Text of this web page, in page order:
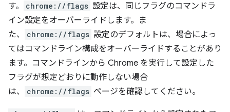
す。
chrome://flags 設定は、同じフラグのコマンドラ
イン設定をオーバーライドします。ま
た、
chrome://flags 設定のデフォルトは、場合によっ
てはコマンドライン構成をオーバーライドすることがあり
ます。コマンドラインから Chrome を実行して設定した
フラグが想定どおりに動作しない場合
は、
chrome://flags ページを確認してください。